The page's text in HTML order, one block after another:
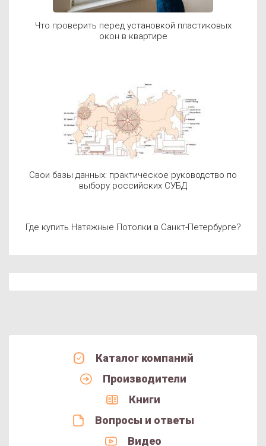
Что проверить перед установкой пластиковых
окон в квартире
Свои базы данных: практическое руководство по
выбору российских СУБД
Где купить Натяжные Потолки в Санкт-Петербурге?
Каталог компаний
Производители
Книги
Вопросы и ответы
Видео